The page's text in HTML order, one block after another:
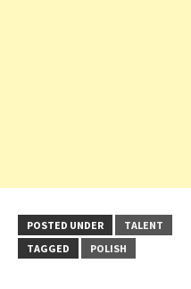
POSTED UNDER
TALENT
TAGGED
POLISH